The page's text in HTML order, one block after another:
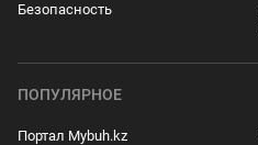
Безопасность
ПОПУЛЯРНОЕ
Портал Mybuh.kz